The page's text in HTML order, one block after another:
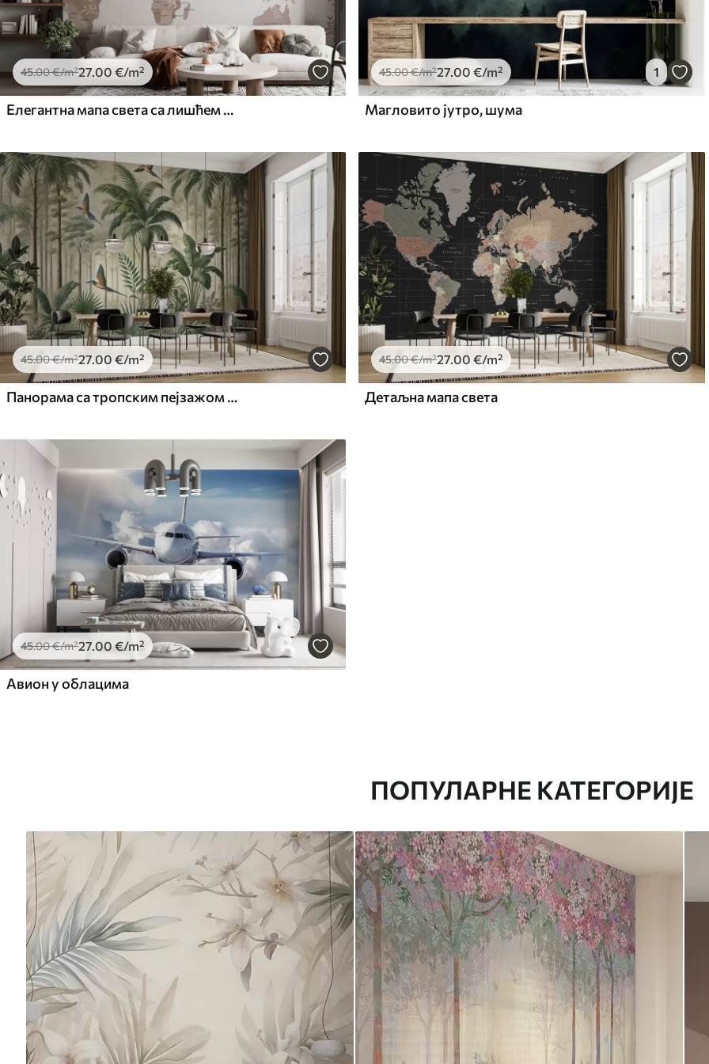
45.00€/m²27.00 €/m²
Елегантна мапа света са лишћем и биљкама
45.00€/m²27.00 €/m² 1
Магловито јутро, шума
45.00€/m²27 .00 €/m²
Панорама са тропским пејзажом и птицама
45.00€/m²27 .00 €/m²
Детаљна мапа света
45.00€/m²27.00 €/m²
Авион у облацима
ПОПУЛАРНЕ КАТЕГОРИЈЕ